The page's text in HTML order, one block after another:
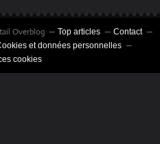
Overblog Top articles
Contact
et données personnelles
cookies